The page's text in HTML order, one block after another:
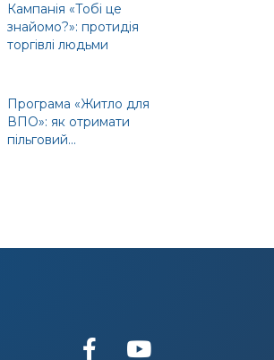
Кампанія «Тобі це
знайомо?»: протидія
торгівлі людьми
Програма «Житло для
ВПО»: як отримати
пільговий...